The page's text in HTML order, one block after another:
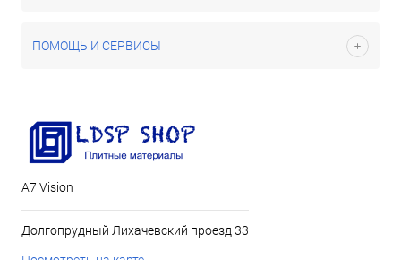
ПОМОЩЬ И СЕРВИСЫ
А7 Vision
Долгопрудный Лихачевский проезд 33